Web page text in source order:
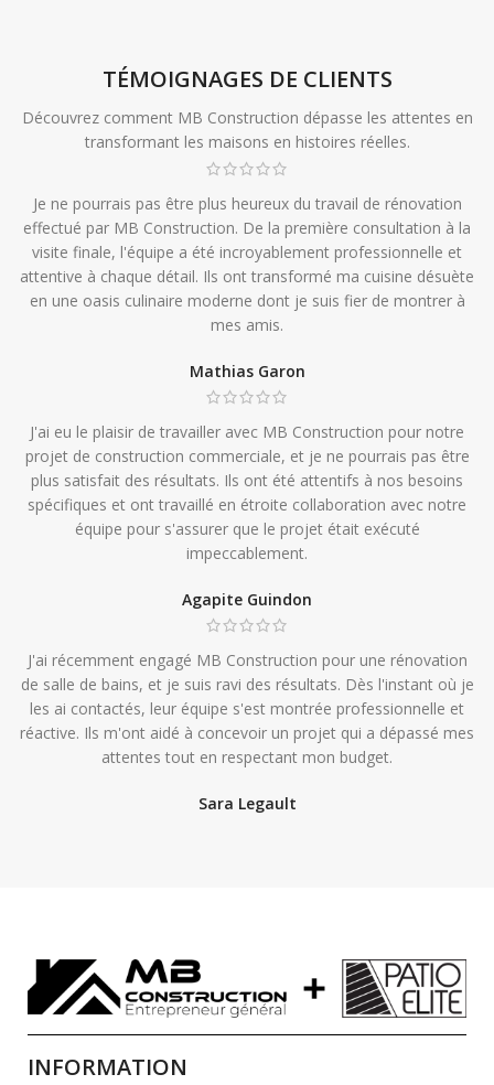
TÉMOIGNAGES DE CLIENTS
Découvrez comment MB Construction dépasse les attentes en
transformant les maisons en histoires réelles.
Je ne pourrais pas être plus heureux du travail de rénovation
effectué par MB Construction. De la première consultation à la
visite finale, l'équipe a été incroyablement professionnelle et
attentive à chaque détail. Ils ont transformé ma cuisine désuète
en une oasis culinaire moderne dont je suis fier de montrer à
mes amis.
Mathias Garon
J'ai eu le plaisir de travailler avec MB Construction pour notre
projet de construction commerciale, et je ne pourrais pas être
plus satisfait des résultats. Ils ont été attentifs à nos besoins
spécifiques et ont travaillé en étroite collaboration avec notre
équipe pour s'assurer que le projet était exécuté
impeccablement.
Agapite Guindon
J'ai récemment engagé MB Construction pour une rénovation
de salle de bains, et je suis ravi des résultats. Dès l'instant où je
les ai contactés, leur équipe s'est montrée professionnelle et
réactive. Ils m'ont aidé à concevoir un projet qui a dépassé mes
attentes tout en respectant mon budget.
Sara Legault
INFORMATION